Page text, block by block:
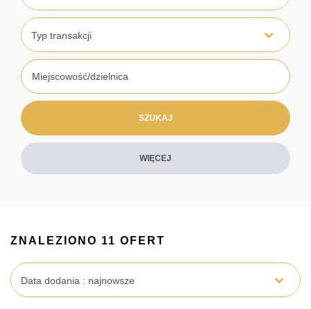
Typ transakcji
WIĘCEJ
ZNALEZIONO 11 OFERT
Data dodania : najnowsze